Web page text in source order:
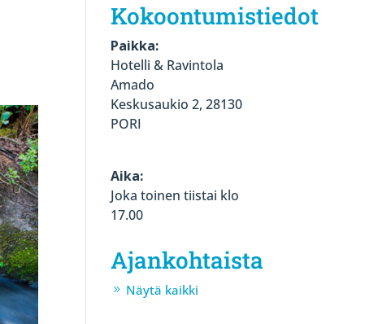
Kokoontumistiedot
Paikka:
Hotelli & Ravintola
Amado
Keskusaukio 2, 28130
PORI
Aika:
Joka toinen tiistai klo
17.00
Ajankohtaista
Näytä kaikki